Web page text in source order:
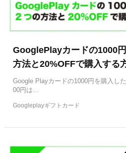
GooglePlayカードの1000
方法と20%OFFで購入する
Google Playカードの1000円を購入し
00円は…
Googleplayギフトカード